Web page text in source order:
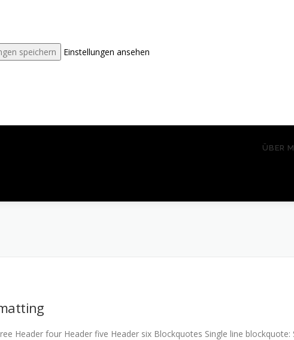
speichern
Einstellungen ansehen
ÜBER
Header four Header five Header six Blockquotes Single line